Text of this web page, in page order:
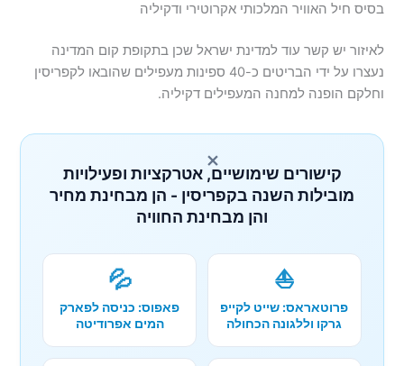
בסיס חיל האוויר המלכותי אקרוטירי ודקיליה
לאיזור יש קשר עוד למדינת ישראל שכן בתקופת קום המדינה
נעצרו על ידי הבריטים כ-40 ספינות מעפילים שהובאו לקפריסין
וחלקם הופנה למחנה המעפילים דקיליה.
×
קישורים שימושיים, אטרקציות ופעילויות
מובילות השנה בקפריסין - הן מבחינת מחיר
והן מבחינת החוויה
⛵
פרוטאראס: שייט לקייפ
גרקו וללגונה הכחולה
💦
פאפוס: כניסה לפארק
המים אפרודיטה